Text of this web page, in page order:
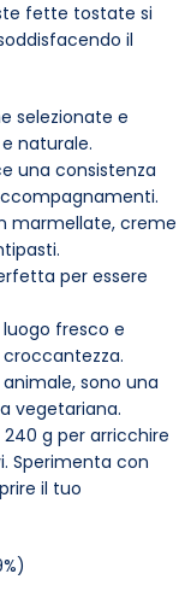
fette tostate si
il
selezionate e
naturale.
una consistenza
marmellate, creme
per essere
luogo fresco e
sono una
vegetariana.
g per arricchire
Sperimenta con
il tuo